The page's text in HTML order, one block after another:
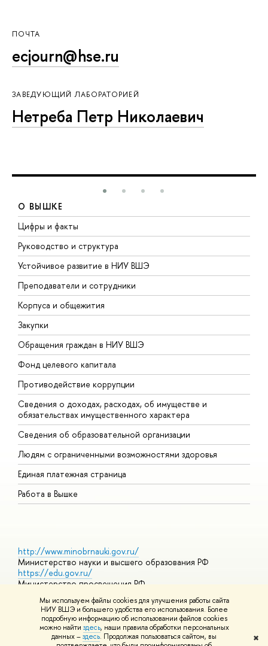
Мы используем файлы cookies для улучшения работы сайта
НИУ ВШЭ и большего удобства его использования. Более
подробную информацию об использовании файлов cookies
можно найти здесь, наши правила обработки персональных
данных –здесь. Продолжая пользоваться сайтом, вы
✖
ПОЧТА
ecjourn@hse.ru
ЗАВЕДУЮЩИЙ ЛАБОРАТОРИЕЙ
Нетреба Петр Николаевич
О ВЫШКЕ
Цифры и факты
Руководство и структура
Устойчивое развитие в НИУ ВШЭ
Преподаватели и сотрудники
Корпуса и общежития
Закупки
Обращения граждан в НИУ ВШЭ
Фонд целевого капитала
Противодействие коррупции
Сведения о доходах, расходах, об имуществе и
обязательствах имущественного характера
Сведения об образовательной организации
Людям с ограниченными возможностями здоровья
Единая платежная страница
Работа в Вышке
http://www.minobrnauki.gov.ru/
Министерство науки и высшего образования РФ
https://edu.gov.ru/
Министерство просвещения РФ
https://elearning.hse.ru/mooc
Массовые открытые онлайн-курсы
© НИУ ВШЭ 1993–2026 Адреса и контактыУсловия